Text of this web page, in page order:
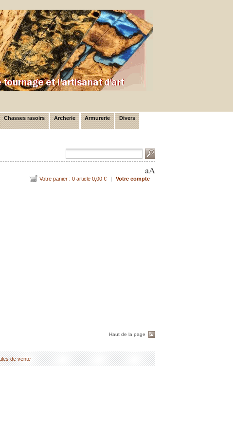
Chasses rasoirs Archerie Armurerie Divers
aA
Votre panier : 0 article 0,00 € | Votre compte
Haut de la page
de vente